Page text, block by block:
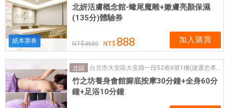
紙本票券
北妍活膚概念館-蠍尾魔雕+嫩膚亮顏保濕
(135分)體驗券
4600 888 加入購買
北區 台北市大安區大安路一段52巷6號1樓(捷運忠孝復興站4號出口)
竹之坊養身會館腳底按摩30分鐘+全身60分
鐘+足浴10分鐘